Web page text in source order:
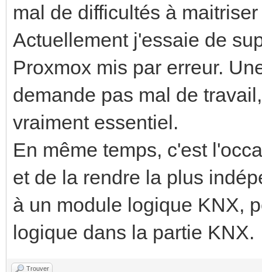
mal de difficultés à
Actuellement j'essaie de
Proxmox mis par erreur.
demande pas mal de
vraiment essentiel.
En même temps, c'est
et de la rendre la plus
à un module logique KNX,
logique dans la partie KNX.
Trouver